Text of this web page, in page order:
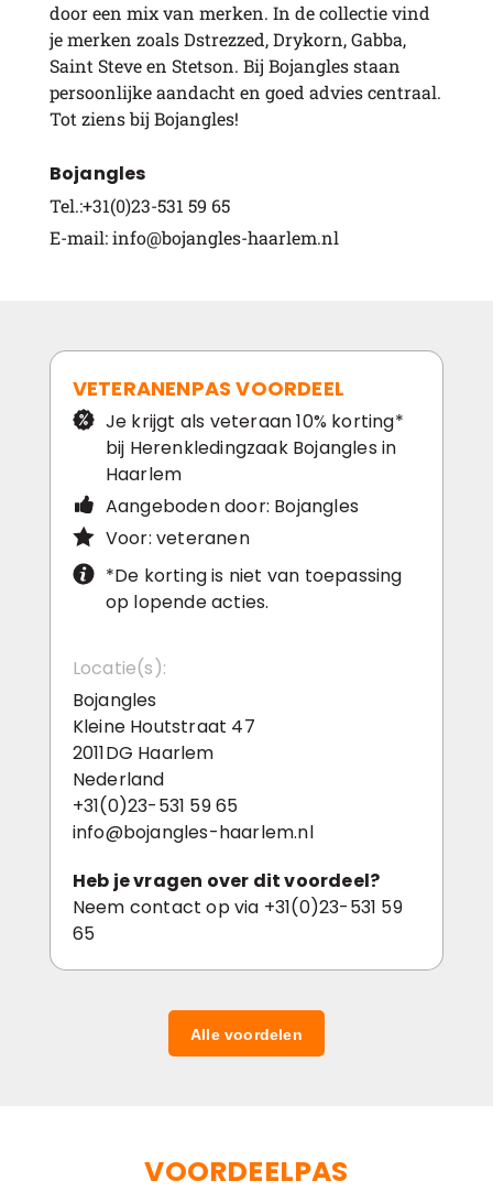
door een mix van merken. In de collectie vind
je merken zoals Dstrezzed, Drykorn, Gabba,
Saint Steve en Stetson. Bij Bojangles staan
persoonlijke aandacht en goed advies centraal.
Tot ziens bij Bojangles!
Bojangles
Tel.:+31(0)23-531 59 65
E-mail: info@bojangles-haarlem.nl
VETERANENPAS VOORDEEL
Je krijgt als veteraan 10% korting*
bij Herenkledingzaak Bojangles in
Haarlem
Aangeboden door: Bojangles
Voor: veteranen
*De korting is niet van toepassing
op lopende acties.
Locatie(s):
Bojangles
Kleine Houtstraat 47
2011DG Haarlem
Nederland
+31(0)23-531 59 65
info@bojangles-haarlem.nl
Heb je vragen over dit voordeel?
Neem contact op via +31(0)23-531 59
65
Alle voordelen
VOORDEELPAS